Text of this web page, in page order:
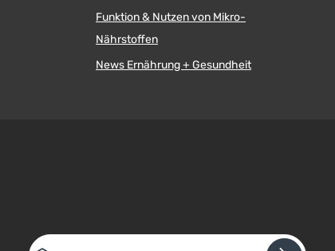
Funktion & Nutzen von Mikro-
Nährstoffen
News Ernährung + Gesundheit
E-Mail-Adresse*